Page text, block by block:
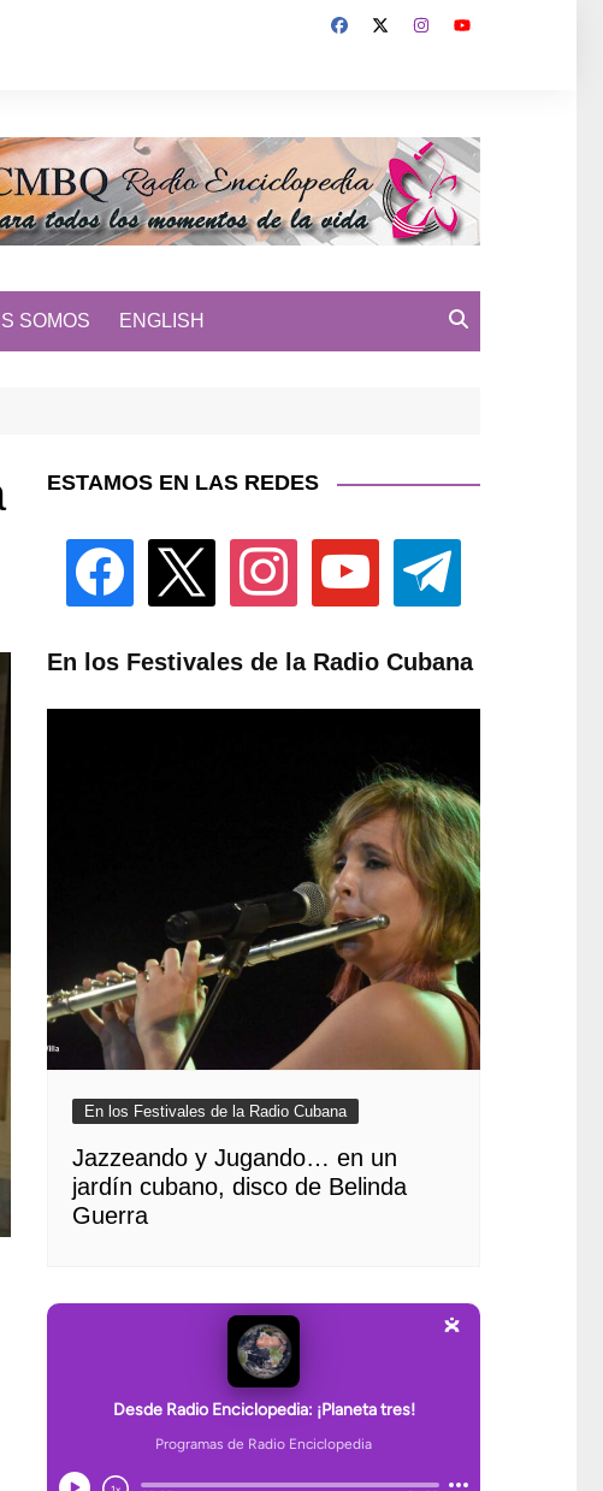
SOMOS ENGLISH
ESTAMOS EN LAS REDES
facebook instagram youtube telegram
En los Festivales de la Radio Cubana
En los Festivales de la Radio Cubana
Jazzeando y Jugando… en un
jardín cubano, disco de Belinda
Guerra